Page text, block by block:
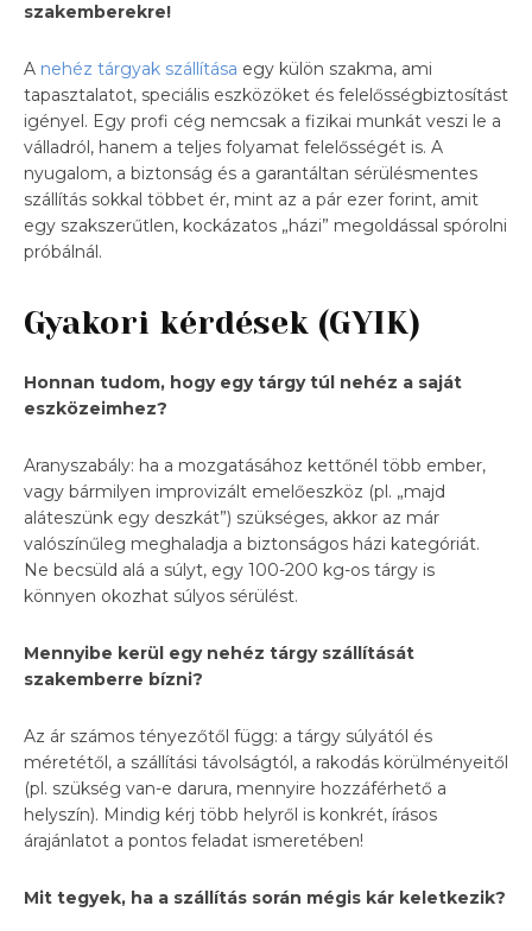
szakemberekre!
A nehéz tárgyak szállítása egy külön szakma, ami
tapasztalatot, speciális eszközöket és felelősségbiztosítást
igényel. Egy profi cég nemcsak a fizikai munkát veszi le a
válladról, hanem a teljes folyamat felelősségét is. A
nyugalom, a biztonság és a garantáltan sérülésmentes
szállítás sokkal többet ér, mint az a pár ezer forint, amit
egy szakszerűtlen, kockázatos „házi” megoldással spórolni
próbálnál.
Gyakori kérdések (GYIK)
Honnan tudom, hogy egy tárgy túl nehéz a saját
eszközeimhez?
Aranyszabály: ha a mozgatásához kettőnél több ember,
vagy bármilyen improvizált emelőeszköz (pl. „majd
aláteszünk egy deszkát”) szükséges, akkor az már
valószínűleg meghaladja a biztonságos házi kategóriát.
Ne becsüld alá a súlyt, egy 100-200 kg-os tárgy is
könnyen okozhat súlyos sérülést.
Mennyibe kerül egy nehéz tárgy szállítását
szakemberre bízni?
Az ár számos tényezőtől függ: a tárgy súlyától és
méretétől, a szállítási távolságtól, a rakodás körülményeitől
(pl. szükség van-e darura, mennyire hozzáférhető a
helyszín). Mindig kérj több helyről is konkrét, írásos
árajánlatot a pontos feladat ismeretében!
Mit tegyek, ha a szállítás során mégis kár keletkezik?